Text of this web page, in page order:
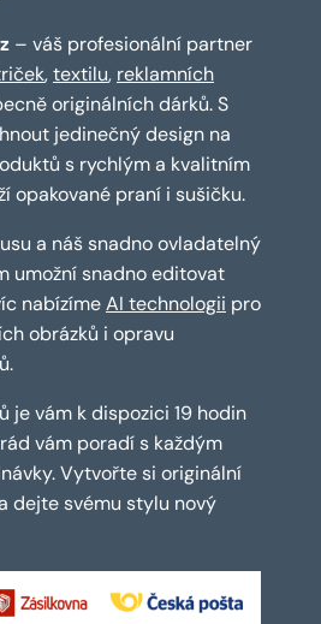
– váš profesionální partner
,textilu, reklamních
originálních dárků. S
jedinečný design na
s rychlým a kvalitním
opakované praní i sušičku.
a náš snadno ovladatelný
umožní snadno editovat
nabízímeAI technologii pro
obrázků i opravu
je vám k dispozici 19 hodin
vám poradí s každým
Vytvořte si originální
dejte svému stylu nový